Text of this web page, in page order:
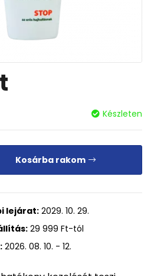
Készleten
Kosárba rakom
lejárat:2029. 10. 29.
29 999 Ft-tól
2026. 08. 10. - 12.